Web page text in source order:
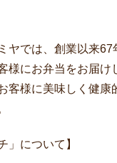
ヤでは、創業以来67
様にお弁当をお届け
客様に美味しく健康
」について】